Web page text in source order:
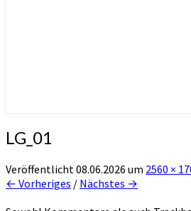
LG_01
Veröffentlicht08.06.2026 um 2560 ×
← Vorheriges / Nächstes →